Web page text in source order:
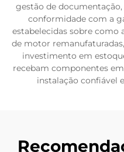
gestão de
conformidade com a
estabelecidas sobre como
de motor
investimento em
recebam componentes
instalação confiável